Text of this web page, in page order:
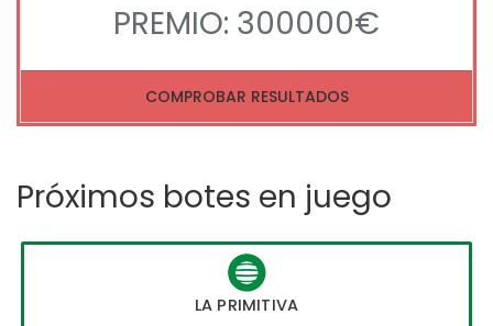
PREMIO: 300000€
COMPROBAR RESULTADOS
Próximos botes en juego
LA PRIMITIVA